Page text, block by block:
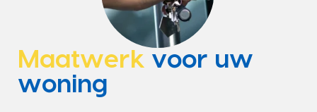
Maatwerk voor uw
woning